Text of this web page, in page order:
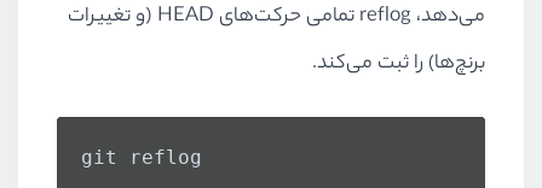
می‌دهد، reflog تمامی حرکت‌های HEAD (و تغییرات
برنچ‌ها) را ثبت می‌کند.
git reflog